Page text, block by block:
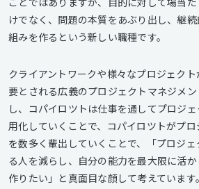
けでなく、問題の本質をあぶり出し、継
組みを作るという新しい職種です。
クライアントワークや様々なプロジェク
要とされる広義のプロジェクトマネジメ
し、コパイロツトは仕事を通してプロジ
用化していくことで、コパイロツトがプ
を数多く輩出していくことで、「プロジ
る人を減らし、自分の能力を最大限に活
作りたい」と真面目な顔して考えています。